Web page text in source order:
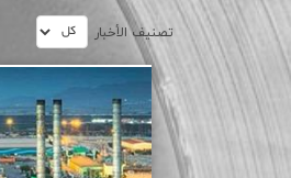
الخبر
معلومات المنتج
تصنیف الأخبار